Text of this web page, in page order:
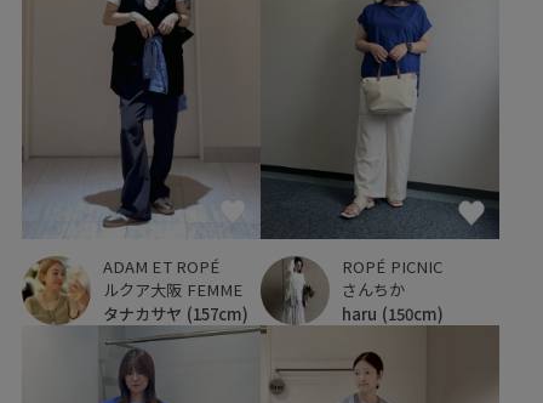
ADAM ET ROPÉ
ルクア大阪 FEMME
タナカサヤ (157cm)
ROPÉ PICNIC
さんちか
haru (150cm)